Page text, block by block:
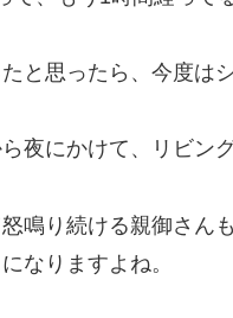
たと思ったら、今度は
夜にかけて、リビン
鳴り続ける親御さん
なりますよね。